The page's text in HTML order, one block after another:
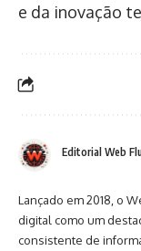
e da inovação
Editorial Web
Lançado em 2018, o
digital como um
consistente de